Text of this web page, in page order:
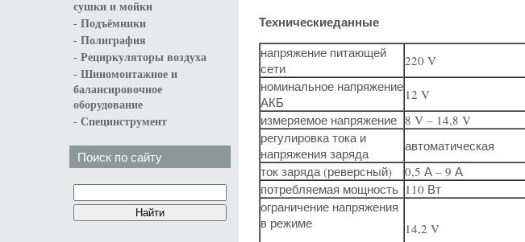
сушки и мойки
- Подъёмники
- Полиграфия
- Рециркуляторы воздуха
- Шиномонтажное и
балансировочное
оборудование
- Специнструмент
Поиск по сайту
Техническиеданные
напряжение питающей
сети
220 V
номинальное напряжение
АКБ
12 V
измеряемое напряжение 8 V – 14,8 V
регулировка тока и
напряжения заряда
автоматическая
ток заряда (реверсный)
0,5 А – 9 А
потребляемая мощность 110 Вт
ограничение напряжения
в режиме
14,2 V